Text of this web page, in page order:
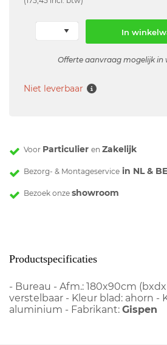
In
Offerte aanvraag mogelijk in
Niet leverbaar
Voor Particulier en Zakelijk
Bezorg- & Montageservice in NL & BE
Bezoek onze showroom
Productspecificaties
- Bureau - Afm.: 180x90cm
verstelbaar - Kleur blad: ahorn -
aluminium - Fabrikant: Gispen